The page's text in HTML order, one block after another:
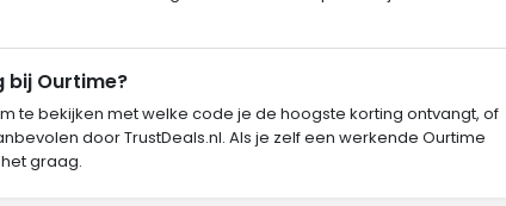
bij Ourtime?
te bekijken met welke code je de hoogste korting ontvangt, of
door TrustDeals.nl. Als je zelf een werkende Ourtime
graag.